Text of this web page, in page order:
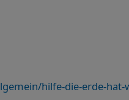
hilfe-die-erde-hat-